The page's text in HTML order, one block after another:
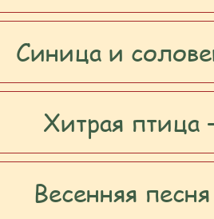
Синица и
Хитрая птица
Весенняя